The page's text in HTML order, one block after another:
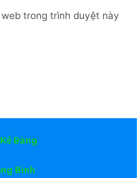
trong trình duyệt này
Bàng
Bình